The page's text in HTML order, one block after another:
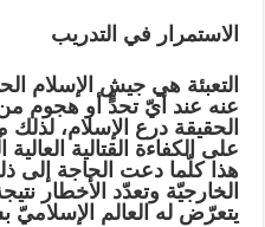
الاستمرار في التدريب‏
التعبئة هي جيش الإسلام
عنه عند أيّ تحدٍّ أو هجوم
الحقيقة درع الإسلام،
على الكفاءة القتالية
هذا كلّما دعت الحاجة إلى
الخارجيّة وتعدّد الأخطار
يتعرّض له العالم